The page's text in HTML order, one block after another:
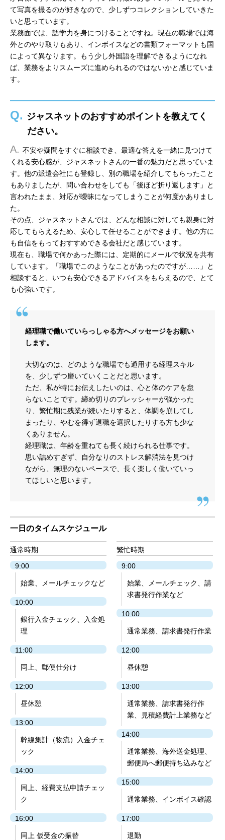
て写真を撮るのが好きなので、少しずつコレクションしていきた
いと思っています。
業務面では、語学力を身につけることですね。現在の職場では海
外とのやり取りもあり、インボイスなどの書類フォーマットも国
によって異なります。もう少し外国語を理解できるようになれ
ば、業務をよりスムーズに進められるのではないかと感じていま
す。
Q. ジャスネットのおすすめポイントを教えてく
ださい。
A. 不安や疑問をすぐに相談でき、最適な答えを一緒に見つけて
くれる安心感が、ジャスネットさんの一番の魅力だと思っていま
す。他の派遣会社にも登録し、別の職場を紹介してもらったこと
もありましたが、問い合わせをしても「後ほど折り返します」と
言われたまま、対応が曖昧になってしまうことが何度かありまし
た。
その点、ジャスネットさんでは、どんな相談に対しても親身に対
応してもらえるため、安心して任せることができます。他の方に
も自信をもっておすすめできる会社だと感じています。
現在も、職場で何かあった際には、定期的にメールで状況を共有
しています。「職場でこのようなことがあったのですが……」と
相談すると、いつも安心できるアドバイスをもらえるので、とて
も心強いです。
経理職で働いていらっしゃる方へメッセージをお願い
します。
大切なのは、どのような職場でも通用する経理スキル
を、少しずつ磨いていくことだと思います。
ただ、私が特にお伝えしたいのは、心と体のケアを怠
らないことです。締め切りのプレッシャーが強かった
り、繁忙期に残業が続いたりすると、体調を崩してし
まったり、やむを得ず退職を選択したりする方も少な
くありません。
経理職は、年齢を重ねても長く続けられる仕事です。
思い詰めすぎず、自分なりのストレス解消法を見つけ
ながら、無理のないペースで、長く楽しく働いていっ
てほしいと思います。
一日のタイムスケジュール
通常時期
9:00
始業、メールチェックなど
10:00
銀行入金チェック、入金処
理
11:00
同上、郵便仕分け
12:00
昼休憩
13:00
幹線集計（物流）入金チェ
ック
14:00
同上、経費支払申請チェッ
ク
16:00
同上 仮受金の振替
繁忙時期
9:00
始業、メールチェック、請
求書発行作業など
10:00
通常業務、請求書発行作業
12:00
昼休憩
13:00
通常業務、請求書発行作
業、見積経費計上業務など
14:00
通常業務、海外送金処理、
郵便局へ郵便持ち込みなど
15:00
通常業務、インボイス確認
17:00
退勤